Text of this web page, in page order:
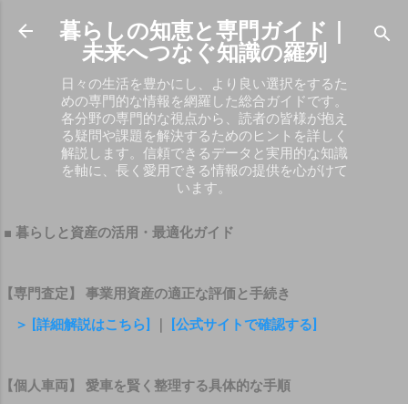
スキップしてメイン コンテンツに移動
暮らしの知恵と専門ガイド｜
未来へつなぐ知識の羅列
日々の生活を豊かにし、より良い選択をするた
めの専門的な情報を網羅した総合ガイドです。
各分野の専門的な視点から、読者の皆様が抱え
る疑問や課題を解決するためのヒントを詳しく
解説します。信頼できるデータと実用的な知識
を軸に、長く愛用できる情報の提供を心がけて
います。
■ 暮らしと資産の活用・最適化ガイド
【専門査定】 事業用資産の適正な評価と手続き
＞ [詳細解説はこちら]
[公式サイトで確認する]
【個人車両】 愛車を賢く整理する具体的な手順